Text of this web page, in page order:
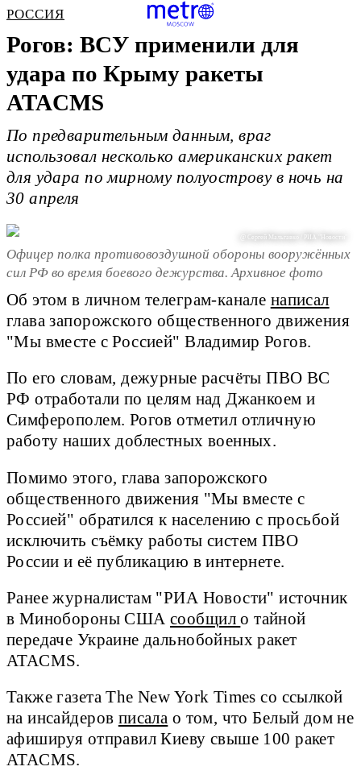
РОССИЯ
Рогов: ВСУ применили для
удара по Крыму ракеты
ATACMS
По предварительным данным, враг
использовал несколько американских ракет
для удара по мирному полуострову в ночь на
30 апреля
@ Сергей Мальгавко / РИА "Новости"
Офицер полка противовоздушной обороны вооружённых
сил РФ во время боевого дежурства. Архивное фото
Об этом в личном телеграм-канале написал
глава запорожского общественного движения
"Мы вместе с Россией" Владимир Рогов.
По его словам, дежурные расчёты ПВО ВС
РФ отработали по целям над Джанкоем и
Симферополем. Рогов отметил отличную
работу наших доблеcтных военных.
Помимо этого, глава запорожского
общественного движения "Мы вместе с
Россией" обратился к населению с просьбой
исключить съёмку работы систем ПВО
России и её публикацию в интернете.
Ранее журналистам "РИА Новости" источник
в Минобороны СШАсообщило тайной
передаче Украине дальнобойных ракет
ATACMS.
Также газета The New York Times со ссылкой
на инсайдеров писала о том, что Белый дом не
афишируя отправил Киеву свыше 100 ракет
ATACMS.